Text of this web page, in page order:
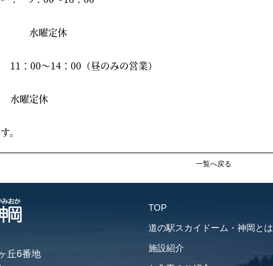
休
11：00～14：00（昼のみの営業）
休
。
一覧へ戻る
丘6番地
TOP
道の駅スカイドーム・神岡とは
施設紹介